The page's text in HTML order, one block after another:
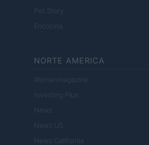
Pet Story
Encocina
NORTE AMERICA
Womanmagazine
Investing Plus
Newz
Newz US
Newz California